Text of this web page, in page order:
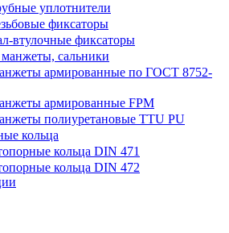
уплотнители
фиксаторы
втулочные фиксаторы
сальники
армированные по ГОСТ 8752-
армированные FPM
полиуретановые TTU PU
кольца
кольца DIN 471
кольца DIN 472